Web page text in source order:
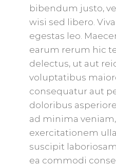
bibendum justo,
wisi sed libero.
egestas leo.
earum rerum hic
delectus, ut aut
voluptatibus
consequatur aut
doloribus
ad minima
exercitationem
suscipit
ea commodi